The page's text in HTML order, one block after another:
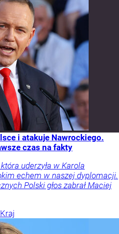
i atakuje Nawrockiego.
czas na fakty
uderzyła w Karola
echem w naszej dyplomacji.
Polski głos zabrał Maciej
Kraj